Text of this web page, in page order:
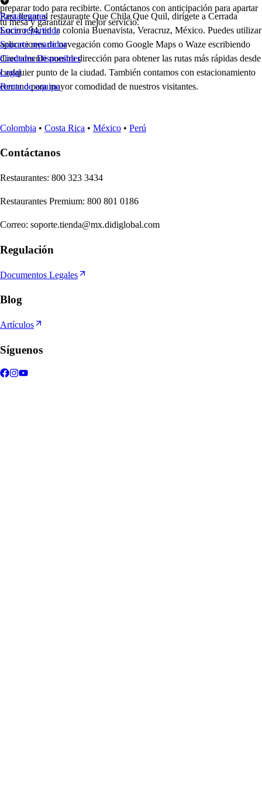
preparar todo para recibirte. Contáctanos con anticipación para apartar
tu mesa y garantizar el mejor servicio.
Para llegar al restaurante Que Chila Que Quil, dirígete a Cerrada
Lucero 94, en la colonia Buenavista, Veracruz, México. Puedes utilizar
aplicaciones de navegación como Google Maps o Waze escribiendo
directamente nuestra dirección para obtener las rutas más rápidas desde
cualquier punto de la ciudad. También contamos con estacionamiento
cercano para mayor comodidad de nuestros visitantes.
Restaurantes
Socio repartidor
Soporte repartidor
Ciudades Disponibles
Legal
Renta de equipo
Colombia • Costa Rica • México • Perú
Contáctanos
Restaurantes: 800 323 3434
Restaurantes Premium: 800 801 0186
Correo: soporte.tienda@mx.didiglobal.com
Regulación
Documentos Legales
Blog
Artículos
Síguenos